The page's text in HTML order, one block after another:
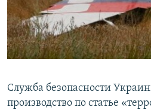
ПОБЕДИТЕЛЕЙ НЕ СУДЯТ?
КРЫМ.НЕПОКОРЕННЫЙ
ELIFBE
ПРИСОЕДИНЯЙТЕСЬ!
Все сайты RFE/RL
Служба безопасности
производство по статье